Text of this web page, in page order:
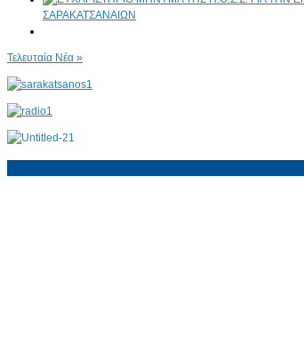
ΣΑΡΑΚΑΤΣΑΝΑΙΩΝ
Τελευταία Νέα »